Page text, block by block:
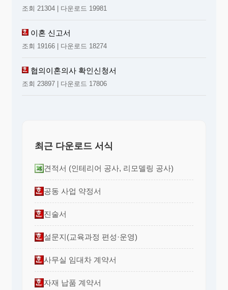
조회 21304 | 다운로드 19981
이혼 신고서
조회 19166 | 다운로드 18274
협의이혼의사 확인신청서
조회 23897 | 다운로드 17806
최근 다운로드 서식
견적서 (인테리어 공사, 리모델링 공사)
공동 사업 약정서
진술서
설문지(교육과정 편성·운영)
사무실 임대차 계약서
자재 납품 계약서